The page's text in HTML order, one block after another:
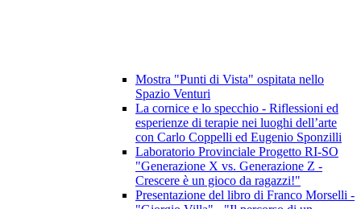
Mostra "Punti di Vista" ospitata nello
Spazio Venturi
La cornice e lo specchio - Riflessioni ed
esperienze di terapie nei luoghi dell’arte
con Carlo Coppelli ed Eugenio Sponzilli
Laboratorio Provinciale Progetto RI-SO
"Generazione X vs. Generazione Z -
Crescere è un gioco da ragazzi!"
Presentazione del libro di Franco Morselli -